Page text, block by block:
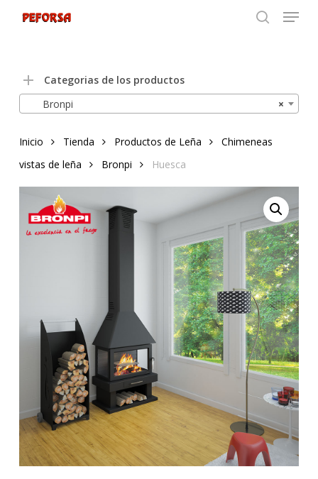
Menu
Categorias de los productos
×
Bronpi
Inicio Tienda Productos de Leña
Chimeneas
vistas de leña
Bronpi Huesca